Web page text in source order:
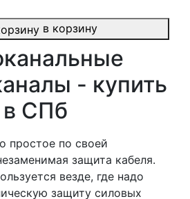
в корзину
- купить
в СПб
простое по своей
защита кабеля.
везде, где надо
защиту силовых